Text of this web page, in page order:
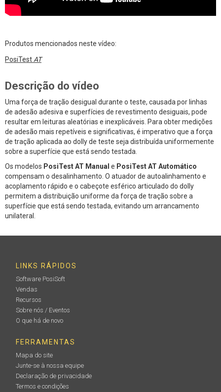
Produtos mencionados neste vídeo:
PosiTest AT
Descrição do vídeo
Uma força de tração desigual durante o teste, causada por linhas
de adesão adesiva e superfícies de revestimento desiguais, pode
resultar em leituras aleatórias e inexplicáveis. Para obter medições
de adesão mais repetíveis e significativas, é imperativo que a força
de tração aplicada ao dolly de teste seja distribuída uniformemente
sobre a superfície que está sendo testada.
Os modelos PosiTest AT Manual e PosiTest AT Automático
compensam o desalinhamento. O atuador de autoalinhamento e
acoplamento rápido e o cabeçote esférico articulado do dolly
permitem a distribuição uniforme da força de tração sobre a
superfície que está sendo testada, evitando um arrancamento
unilateral.
LINKS RÁPIDOS
Software PosiSoft
Vendas
Recursos
Sobre nós / Eventos
O que há de novo
FERRAMENTAS
Mapa do site
Junte-se à nossa equipe
Declaração de privacidade
Termos e condições